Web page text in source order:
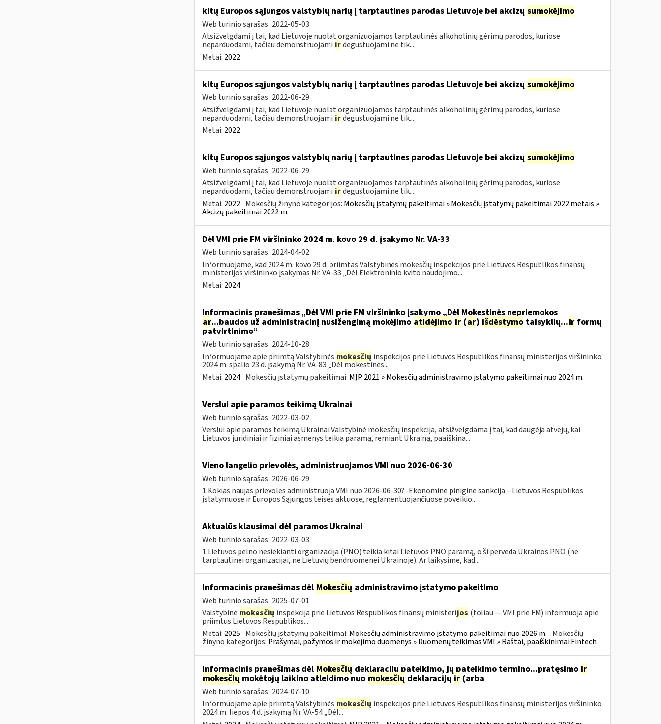
kitų Europos sąjungos valstybių narių į tarptautines parodas Lietuvoje bei akcizų sumokėjimo
Web turinio sąrašas 2022-05-03
Atsižvelgdami į tai, kad Lietuvoje nuolat organizuojamos tarptautinės alkoholinių gėrimų parodos, kuriose
neparduodami, tačiau demonstruojami ir degustuojami ne tik...
Metai: 2022
kitų Europos sąjungos valstybių narių į tarptautines parodas Lietuvoje bei akcizų sumokėjimo
Web turinio sąrašas 2022-06-29
Atsižvelgdami į tai, kad Lietuvoje nuolat organizuojamos tarptautinės alkoholinių gėrimų parodos, kuriose
neparduodami, tačiau demonstruojami ir degustuojami ne tik...
Metai: 2022
kitų Europos sąjungos valstybių narių į tarptautines parodas Lietuvoje bei akcizų sumokėjimo
Web turinio sąrašas 2022-06-29
Atsižvelgdami į tai, kad Lietuvoje nuolat organizuojamos tarptautinės alkoholinių gėrimų parodos, kuriose
neparduodami, tačiau demonstruojami ir degustuojami ne tik...
Metai: 2022 Mokesčių žinyno kategorijos: Mokesčių įstatymų pakeitimai » Mokesčių įstatymų pakeitimai 2022 metais »
Akcizų pakeitimai 2022 m.
Dėl VMI prie FM viršininko 2024 m. kovo 29 d. įsakymo Nr. VA-33
Web turinio sąrašas 2024-04-02
Informuojame, kad 2024 m. kovo 29 d. priimtas Valstybinės mokesčių inspekcijos prie Lietuvos Respublikos finansų
ministerijos viršininko įsakymas Nr. VA-33 „Dėl Elektroninio kvito naudojimo...
Metai: 2024
Informacinis pranešimas „Dėl VMI prie FM viršininko įsakymo „Dėl Mokestinės nepriemokos
ar...baudos už administracinį nusižengimą mokėjimo atidėjimo ir(ar) išdėstymo taisyklių...irformų
patvirtinimo“
Web turinio sąrašas 2024-10-28
Informuojame apie priimtą Valstybinės mokesčių inspekcijos prie Lietuvos Respublikos finansų ministerijos viršininko
2024 m. spalio 23 d. įsakymą Nr. VA-83 „Dėl mokestinės...
Metai: 2024 Mokesčių įstatymų pakeitimai: MĮP 2021 » Mokesčių administravimo įstatymo pakeitimai nuo 2024 m.
Verslui apie paramos teikimą Ukrainai
Web turinio sąrašas 2022-03-02
Verslui apie paramos teikimą Ukrainai Valstybinė mokesčių inspekcija, atsižvelgdama į tai, kad daugėja atvejų, kai
Lietuvos juridiniai ir fiziniai asmenys teikia paramą, remiant Ukrainą, paaiškina...
Vieno langelio prievolės, administruojamos VMI nuo 2026-06-30
Web turinio sąrašas 2026-06-29
1.Kokias naujas prievoles administruoja VMI nuo 2026-06-30? -Ekonominė piniginė sankcija – Lietuvos Respublikos
įstatymuose ir Europos Sąjungos teisės aktuose, reglamentuojančiuose poveikio...
Aktualūs klausimai dėl paramos Ukrainai
Web turinio sąrašas 2022-03-03
1.Lietuvos pelno nesiekianti organizacija (PNO) teikia kitai Lietuvos PNO paramą, o ši perveda Ukrainos PNO (ne
tarptautinei organizacijai, ne Lietuvių bendruomenei Ukrainoje). Ar laikysime, kad...
Informacinis pranešimas dėl Mokesčių administravimo įstatymo pakeitimo
Web turinio sąrašas 2025-07-01
Valstybinė mokesčių inspekcija prie Lietuvos Respublikos finansų ministerijos (toliau — VMI prie FM) informuoja apie
priimtus Lietuvos Respublikos...
Metai: 2025 Mokesčių įstatymų pakeitimai: Mokesčių administravimo įstatymo pakeitimai nuo 2026 m. Mokesčių
žinyno kategorijos: Prašymai, pažymos ir mokėjimo duomenys » Duomenų teikimas VMI » Raštai, paaiškinimai Fintech
Informacinis pranešimas dėl Mokesčių deklaracijų pateikimo, jų pateikimo termino...pratęsimo ir
mokesčių mokėtojų laikino atleidimo nuo mokesčių deklaracijų ir(arba
Web turinio sąrašas 2024-07-10
Informuojame apie priimtą Valstybinės mokesčių inspekcijos prie Lietuvos Respublikos finansų ministerijos viršininko
2024 m. liepos 4 d. įsakymą Nr. VA-54 „Dėl...